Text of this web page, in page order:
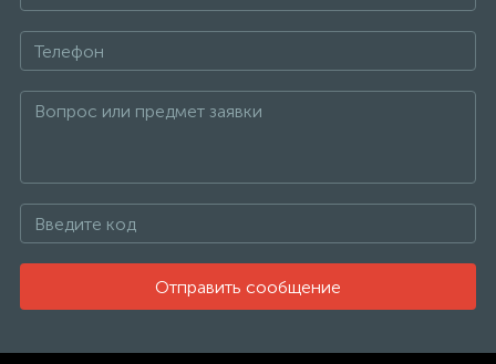
Отправить сообщение